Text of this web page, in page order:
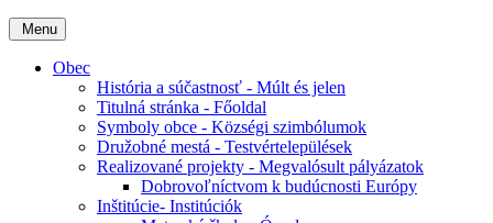
Menu
Obec
História a súčastnosť - Múlt és jelen
Titulná stránka - Főoldal
Symboly obce - Községi szimbólumok
Družobné mestá - Testvértelepülések
Realizované projekty - Megvalósult pályázatok
Dobrovoľníctvom k budúcnosti Európy
Inštitúcie- Institúciók